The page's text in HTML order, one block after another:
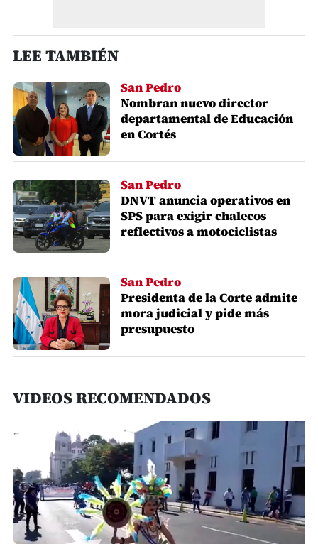
LEE TAMBIÉN
San Pedro
Nombran nuevo director
departamental de Educación
en Cortés
San Pedro
DNVT anuncia operativos en
SPS para exigir chalecos
reflectivos a motociclistas
San Pedro
Presidenta de la Corte admite
mora judicial y pide más
presupuesto
VIDEOS RECOMENDADOS